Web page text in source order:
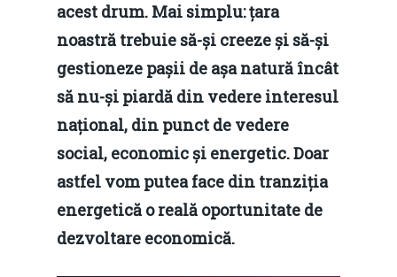
acest drum. Mai simplu: țara
noastră trebuie să-și creeze și să-și
gestioneze pașii de așa natură încât
să nu-și piardă din vedere interesul
național, din punct de vedere
social, economic și energetic. Doar
astfel vom putea face din tranziția
energetică o reală oportunitate de
dezvoltare economică.